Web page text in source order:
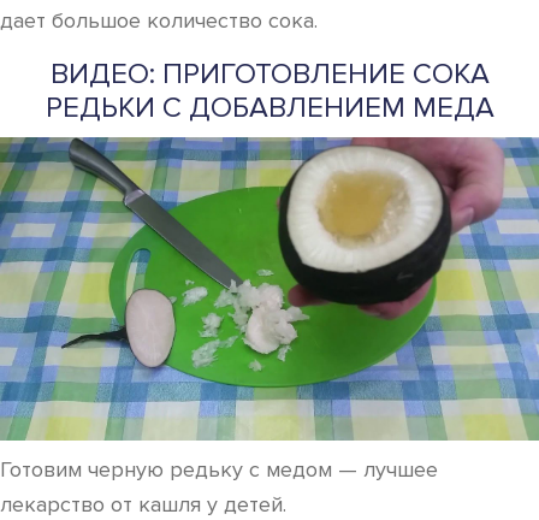
дает большое количество сока.
ВИДЕО: ПРИГОТОВЛЕНИЕ СОКА
РЕДЬКИ С ДОБАВЛЕНИЕМ МЕДА
Готовим черную редьку с медом — лучшее
лекарство от кашля у детей.